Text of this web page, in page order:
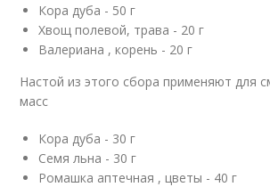
Кора дуба - 50 г
Хвощ полевой, трава - 20 г
Валериана , корень - 20 г
Настой из этого сбора применяют для
масс
Кора дуба - 30 г
Семя льна - 30 г
Ромашка аптечная , цветы - 40 г